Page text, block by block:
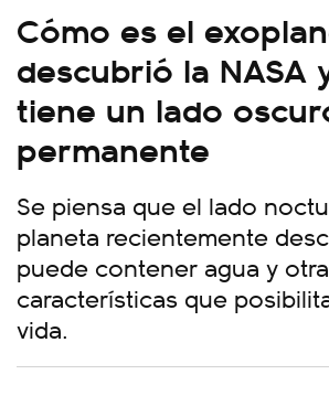
Cómo es el
descubrió la NASA
tiene un lado
permanente
Se piensa que el lado
planeta recientemente
puede contener agua y
características que
vida.